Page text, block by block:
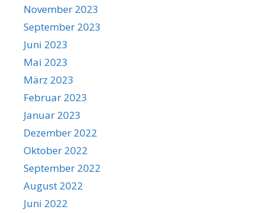
November 2023
September 2023
Juni 2023
Mai 2023
März 2023
Februar 2023
Januar 2023
Dezember 2022
Oktober 2022
September 2022
August 2022
Juni 2022